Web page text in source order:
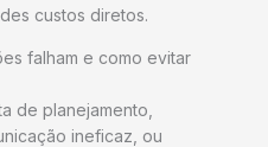
custos diretos.
falham e como evitar
de planejamento,
ineficaz, ou